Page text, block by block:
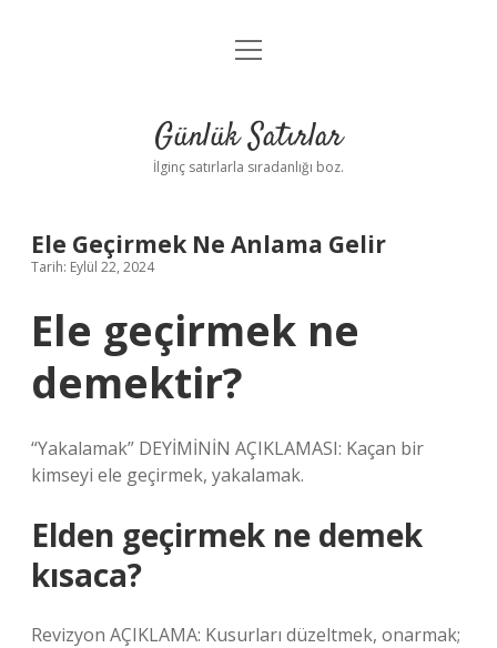
Anasayfa
Yasal Uyarı
menüyü
Günlük Satırlar
İlginç satırlarla sıradanlığı boz.
Ele Geçirmek Ne Anlama Gelir
Tarih: Eylül 22, 2024
Ele geçirmek ne
demektir?
“Yakalamak” DEYİMİNİN AÇIKLAMASI: Kaçan bir
kimseyi ele geçirmek, yakalamak.
Elden geçirmek ne demek
kısaca?
Revizyon AÇIKLAMA: Kusurları düzeltmek, onarmak;